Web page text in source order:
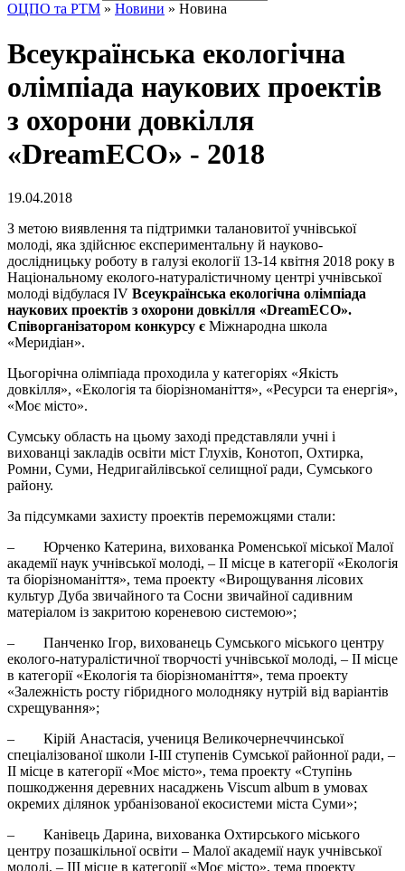
ОЦПО та РТМ » Новини » Новина
Всеукраїнська екологічна
олімпіада наукових проектів
з охорони довкілля
«DreamECO» - 2018
19.04.2018
З метою виявлення та підтримки талановитої учнівської
молоді, яка здійснює експериментальну й науково-
дослідницьку роботу в галузі екології 13-14 квітня 2018 року в
Національному еколого-натуралістичному центрі учнівської
молоді відбулася ІV Всеукраїнська екологічна олімпіада
наукових проектів з охорони довкілля «DreamECO».
Співорганізатором конкурсу є Міжнародна школа
«Меридіан».
Цьогорічна олімпіада проходила у категоріях «Якість
довкілля», «Екологія та біорізноманіття», «Ресурси та енергія»,
«Моє місто».
Сумську область на цьому заході представляли учні і
вихованці закладів освіти міст Глухів, Конотоп, Охтирка,
Ромни, Суми, Недригайлівської селищної ради, Сумського
району.
За підсумками захисту проектів переможцями стали:
– Юрченко Катерина, вихованка Роменської міської Малої
академії наук учнівської молоді, – ІІ місце в категорії «Екологія
та біорізноманіття», тема проекту «Вирощування лісових
культур Дуба звичайного та Сосни звичайної садивним
матеріалом із закритою кореневою системою»;
– Панченко Ігор, вихованець Сумського міського центру
еколого-натуралістичної творчості учнівської молоді, – ІІ місце
в категорії «Екологія та біорізноманіття», тема проекту
«Залежність росту гібридного молодняку нутрій від варіантів
схрещування»;
– Кірій Анастасія, учениця Великочернеччинської
спеціалізованої школи І-ІІІ ступенів Сумської районної ради, –
ІІ місце в категорії «Моє місто», тема проекту «Ступінь
пошкодження деревних насаджень Viscum album в умовах
окремих ділянок урбанізованої екосистеми міста Суми»;
– Канівець Дарина, вихованка Охтирського міського
центру позашкільної освіти – Малої академії наук учнівської
молоді, – ІІІ місце в категорії «Моє місто», тема проекту